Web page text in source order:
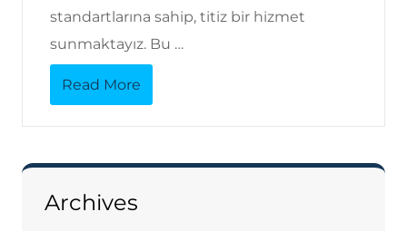
standartlarına sahip, titiz bir hizmet
sunmaktayız. Bu …
Read More
Archives